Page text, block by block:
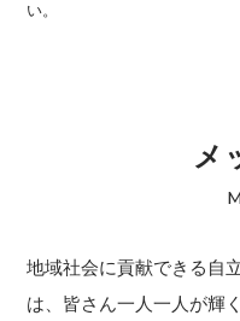
い。
メ
地域社会に貢献できる自
は、皆さん一人一人が輝